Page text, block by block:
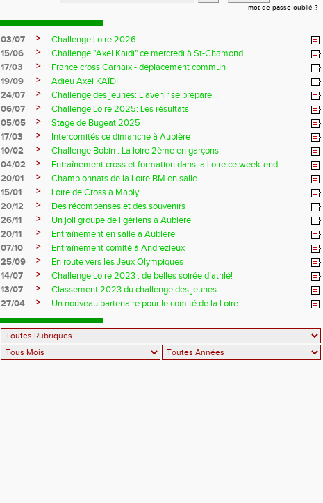
mot de passe oublié ?
03/07 >
Challenge Loire 2026
15/06
>
Challenge "Axel Kaidi" ce mercredi à St-Chamond
17/03
>
France cross Carhaix - déplacement commun
19/09
>
Adieu Axel KAÏDI
24/07
>
Challenge des jeunes: L'avenir se prépare...
06/07
>
Challenge Loire 2025: Les résultats
05/05
>
Stage de Bugeat 2025
17/03
>
Intercomités ce dimanche à Aubière
10/02
>
Challenge Bobin : La loire 2ème en garçons
04/02
>
Entraînement cross et formation dans la Loire ce week-end
20/01
>
Championnats de la Loire BM en salle
15/01
>
Loire de Cross à Mably
20/12
>
Des récompenses et des souvenirs
26/11
>
Un joli groupe de ligériens à Aubière
20/11
>
Entraînement en salle à Aubière
07/10
>
Entraînement comité à Andrezieux
25/09
>
En route vers les Jeux Olympiques
14/07
>
Challenge Loire 2023 : de belles soirée d’athlé!
13/07
>
Classement 2023 du challenge des jeunes
27/04
> Un nouveau partenaire pour le comité de la Loire